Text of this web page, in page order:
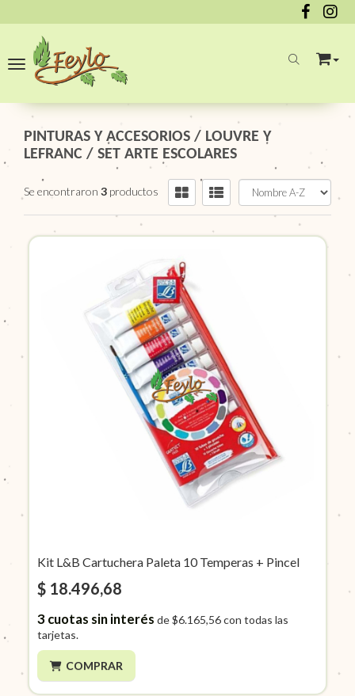
Toggle navigation
PINTURAS Y ACCESORIOS / LOUVRE Y
LEFRANC / SET ARTE ESCOLARES
Se encontraron 3 productos
Kit L&B Cartuchera Paleta 10 Temperas + Pincel
$ 18.496,68
3cuotas sin interés de$6.165,56con todas las
tarjetas.
COMPRAR